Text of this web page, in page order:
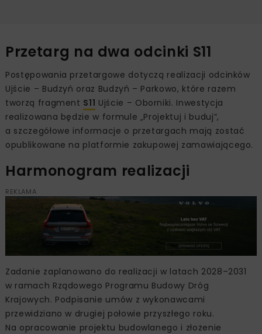
Przetarg na dwa odcinki S11
Postępowania przetargowe dotyczą realizacji odcinków
Ujście – Budzyń oraz Budzyń – Parkowo, które razem
tworzą fragment S11 Ujście – Oborniki. Inwestycja
realizowana będzie w formule „Projektuj i buduj”,
a szczegółowe informacje o przetargach mają zostać
opublikowane na platformie zakupowej zamawiającego.
Harmonogram realizacji
REKLAMA
Zadanie zaplanowano do realizacji w latach 2028–2031
w ramach Rządowego Programu Budowy Dróg
Krajowych. Podpisanie umów z wykonawcami
przewidziano w drugiej połowie przyszłego roku.
Na opracowanie projektu budowlanego i złożenie